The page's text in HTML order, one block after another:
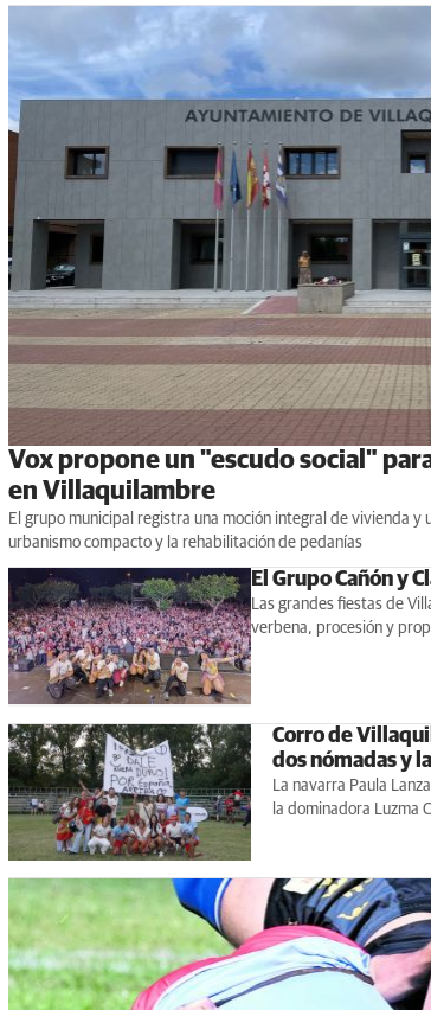
Vox propone un "escudo social"
en Villaquilambre
El grupo municipal registra una moción integral de vivienda
urbanismo compacto y la rehabilitación de pedanías
El Grupo Cañón y
Las grandes fiestas de
verbena, procesión y
Corro de
dos nómadas y
La navarra Paula
la dominadora Luzma